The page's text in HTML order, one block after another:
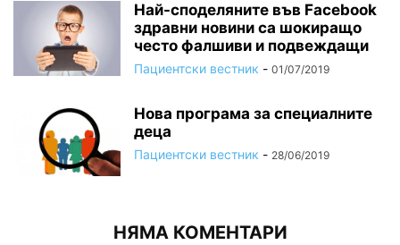
Най-споделяните във Facebook
здравни новини са шокиращо
често фалшиви и подвеждащи
Пациентски вестник - 01/07/2019
Нова програма за специалните
деца
Пациентски вестник - 28/06/2019
НЯМА КОМЕНТАРИ